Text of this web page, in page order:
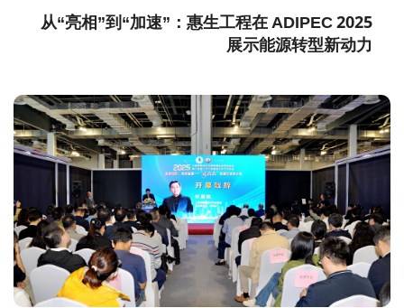
展示能源转型新动力